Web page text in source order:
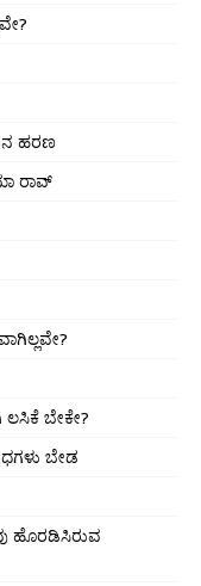
ಹರಣ
ರಾವ್
ಬೇಕೇ?
ಬೇಡ
ಹೊರಡಿಸಿರುವ